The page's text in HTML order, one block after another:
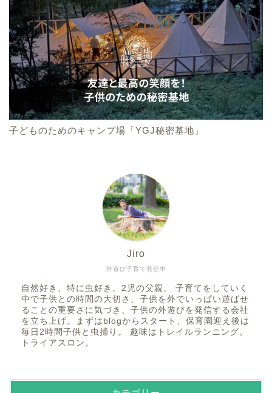
子どものためのキャンプ場「YGJ秘密基地」
外遊び子育て発信中
Jiro
自然好き、特に虫好き。2児の父親。 子育てをしていく
中で子供との時間の大切さ、子供を外でいっぱい遊ばせ
ることの重要さに気づき、子供の外遊びを発信する会社
を立ち上げ。まずはblogからスタート、保育園迎え後は
毎日2時間子供と虫捕り。 趣味はトレイルランニング、
トライアスロン。